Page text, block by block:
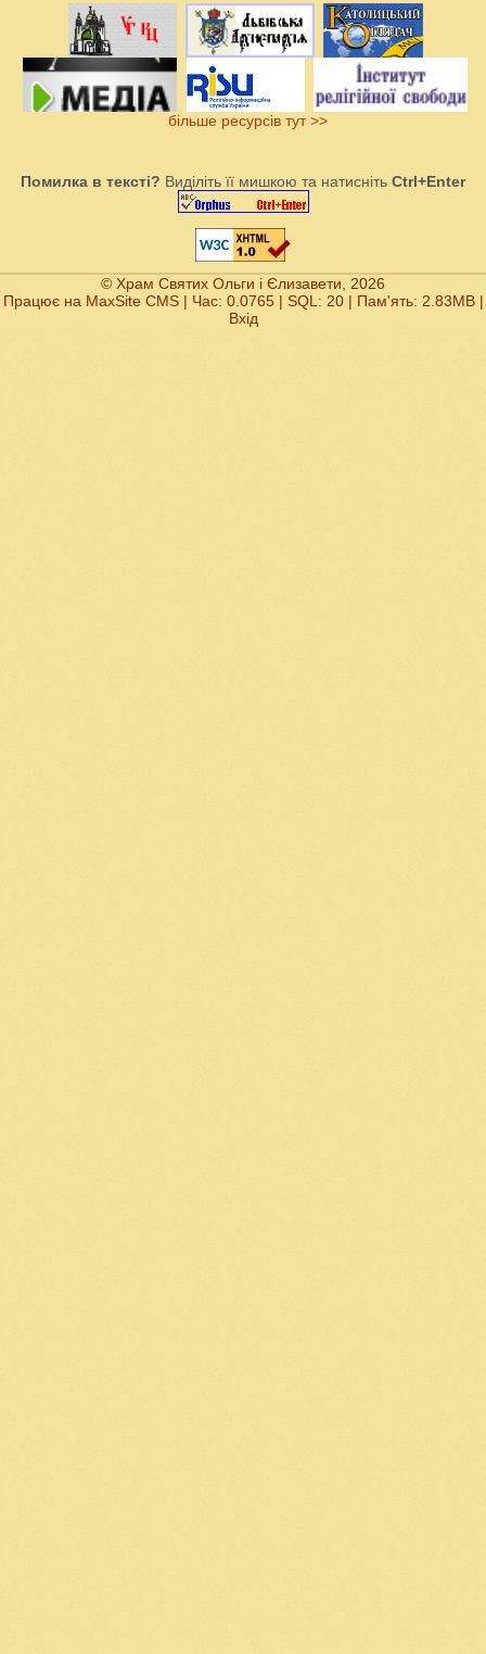
більше ресурсів тут >>
Помилка в тексті? Виділіть її мишкою та натисніть Ctrl+Enter
© Храм Святих Ольги і Єлизавети, 2026
Працює на MaxSite CMS| Час: 0.0765 | SQL: 20 | Пам'ять: 2.83MB|
Вхід